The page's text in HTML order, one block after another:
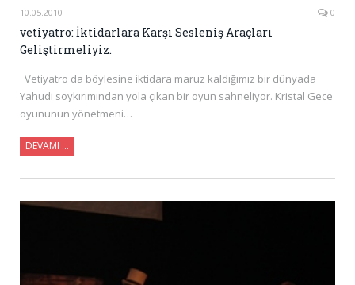
10.05.2010 0
vetiyatro: İktidarlara Karşı Sesleniş Araçları
Geliştirmeliyiz.
Vetiyatro da böylesine iktidara maruz kaldığımız bir dünyada
Yahudi soykırımından yola çıkan bir oyun sahneliyor. Kristal Gece
oyununun yönetmeni…
DEVAMI …